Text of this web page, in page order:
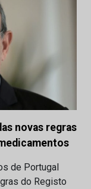
novas regras
de Portugal
do Registo